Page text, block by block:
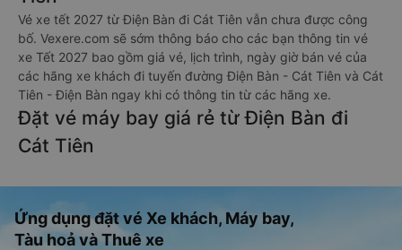
Vé xe tết 2027 từ Điện Bàn đi Cát Tiên vẫn chưa được công
bố. Vexere.com sẽ sớm thông báo cho các bạn thông tin vé
xe Tết 2027 bao gồm giá vé, lịch trình, ngày giờ bán vé của
các hãng xe khách đi tuyến đường Điện Bàn - Cát Tiên và Cát
Tiên - Điện Bàn ngay khi có thông tin từ các hãng xe.
Đặt vé máy bay giá rẻ từ Điện Bàn đi
Cát Tiên
Ứng dụng đặt vé Xe khách, Máy bay,
Tàu hoả và Thuê xe